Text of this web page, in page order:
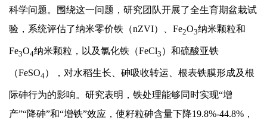
科学问题。围绕这一问题，研究团队开展了全生育期盆栽试
验，系统评估了纳米零价铁（nZVI）、Fe2O3纳米颗粒和
Fe3O4纳米颗粒，以及氯化铁（FeCl3 ）和硫酸亚铁
（FeSO4），对水稻生长、砷吸收转运、根表铁膜形成及根
际砷行为的影响。研究表明，铁处理能够同时实现“增
产”“降砷”和“增铁”效应，使籽粒砷含量下降19.8%-44.8%，